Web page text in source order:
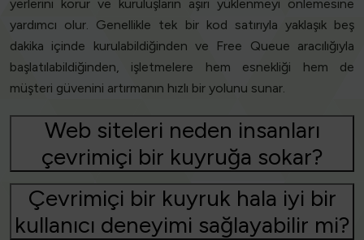
yerlerini korur ve kuruluşların aşırı yüklenmeyi önlemesine
yardımcı olur. Genellikle tek bir kod satırıyla yaklaşık beş
dakika içinde kurulabildiğinden ve Free Queue aracılığıyla
başlatılabildiğinden, işletmelere hem esnekliği hem de
müşteri güvenini artırmanın hızlı bir yolunu sunar.
Web siteleri neden insanları
çevrimiçi bir kuyruğa sokar?
Çevrimiçi bir kuyruk hala iyi bir
kullanıcı deneyimi sağlayabilir mi?